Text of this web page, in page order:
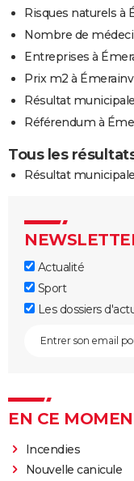
Risques naturels à
Nombre de
Entreprises à
Prix m2 à
Résultat
Référendum à
Tous les
Résultat
Actualité
Sport
Les dossiers
EN CE
Incendies
Nouvelle canicule